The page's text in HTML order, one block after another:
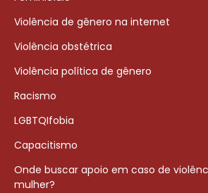
Violência de gênero na internet
Violência obstétrica
Violência política de gênero
Racismo
LGBTQIfobia
Capacitismo
Onde buscar apoio em caso de
mulher?